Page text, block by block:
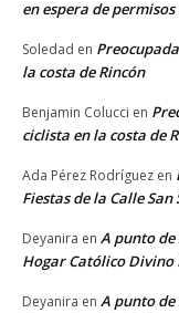
en espera de
Soledad en
la costa de Rincón
Benjamin Colucci en
ciclista en la costa de
Ada Pérez Rodríguez en
Fiestas de la Calle San
Deyanira en A punto
Hogar Católico Divino
Deyanira en A punto